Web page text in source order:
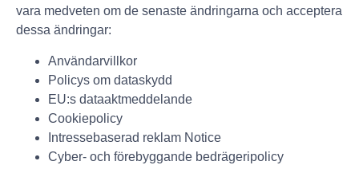
vara medveten om de senaste ändringarna och acceptera
dessa ändringar:
Användarvillkor
Policys om dataskydd
EU:s dataaktmeddelande
Cookiepolicy
Intressebaserad reklam Notice
Cyber- och förebyggande bedrägeripolicy